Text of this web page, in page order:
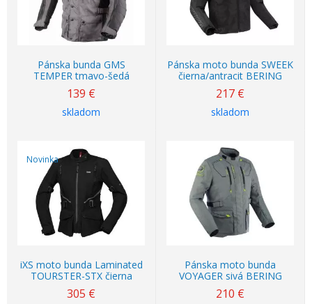
Pánska bunda GMS
TEMPER tmavo-šedá
139 €
skladom
Pánska moto bunda SWEEK
čierna/antracit BERING
217 €
skladom
Novinka
iXS moto bunda Laminated
TOURSTER-STX čierna
305 €
Pánska moto bunda
VOYAGER sivá BERING
210 €